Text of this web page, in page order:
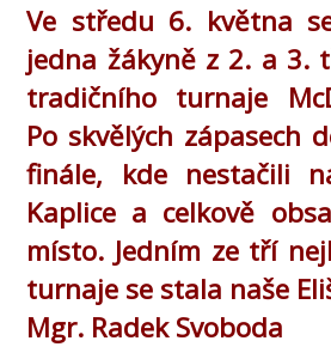
Ve středu 6. května
jedna žákyně z 2. a 3.
tradičního turnaje
Po skvělých zápasech
finále, kde nestačili
Kaplice a celkově
místo. Jedním ze tří
turnaje se stala naše
Mgr. Radek Svoboda